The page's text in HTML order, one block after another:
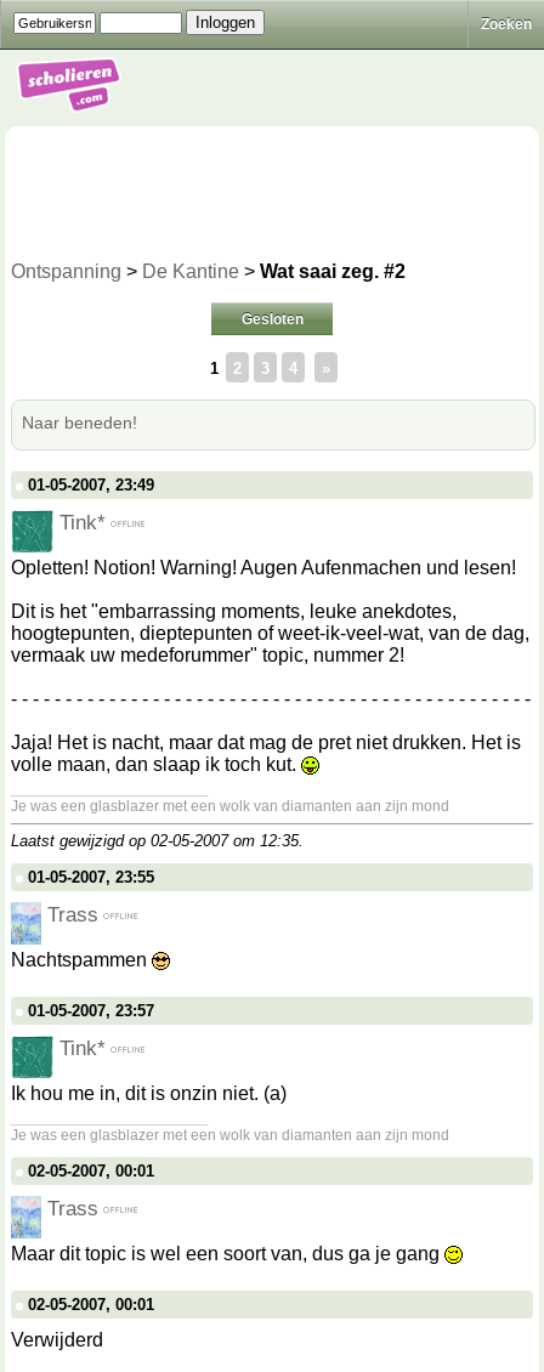
Zoeken
Ontspanning > De Kantine > Wat saai zeg. #2
Gesloten
1 2 3 4 »
Naar beneden!
01-05-2007, 23:49
Tink*
Opletten! Notion! Warning! Augen Aufenmachen und lesen!
Dit is het "embarrassing moments, leuke anekdotes,
hoogtepunten, dieptepunten of weet-ik-veel-wat, van de dag,
vermaak uw medeforummer" topic, nummer 2!
- - - - - - - - - - - - - - - - - - - - - - - - - - - - - - - - - - - - - - - - - - - - - - - -
Jaja! Het is nacht, maar dat mag de pret niet drukken. Het is
volle maan, dan slaap ik toch kut.
Je was een glasblazer met een wolk van diamanten aan zijn mond
Laatst gewijzigd op 02-05-2007 om 12:35.
01-05-2007, 23:55
Trass
Nachtspammen
01-05-2007, 23:57
Tink*
Ik hou me in, dit is onzin niet. (a)
Je was een glasblazer met een wolk van diamanten aan zijn mond
02-05-2007, 00:01
Trass
Maar dit topic is wel een soort van, dus ga je gang
02-05-2007, 00:01
Verwijderd